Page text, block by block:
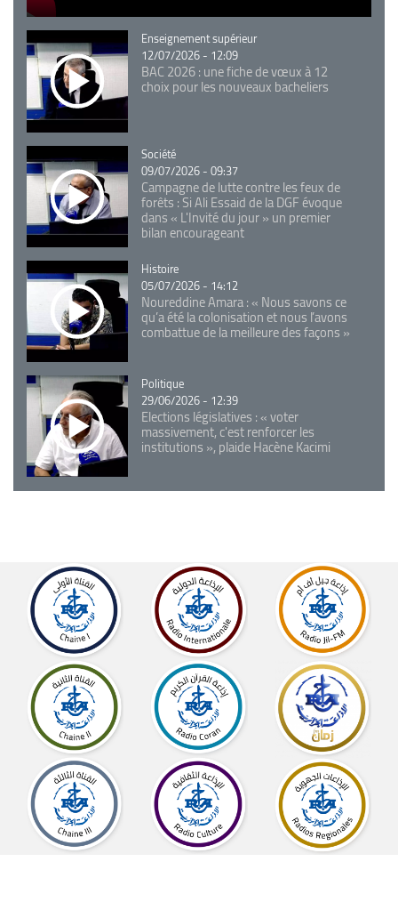
Catégorie
Enseignement supérieur
12/07/2026 - 12:09
BAC 2026 : une fiche de vœux à 12
choix pour les nouveaux bacheliers
Catégorie
Société
09/07/2026 - 09:37
Campagne de lutte contre les feux de
forêts : Si Ali Essaid de la DGF évoque
dans « L'Invité du jour » un premier
bilan encourageant
Catégorie
Histoire
05/07/2026 - 14:12
Noureddine Amara : « Nous savons ce
qu’a été la colonisation et nous l’avons
combattue de la meilleure des façons »
Catégorie
Politique
29/06/2026 - 12:39
Elections législatives : « voter
massivement, c'est renforcer les
institutions », plaide Hacène Kacimi